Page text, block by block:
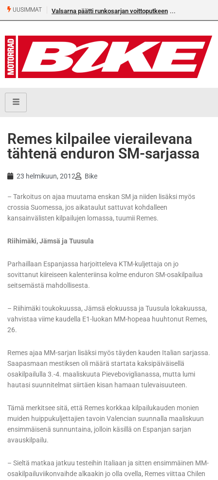
UUSIMMAT Valsarna päätti runkosarjan voittoputkeen
Remes kilpailee vierailevana
tähtenä enduron SM-sarjassa
23 helmikuun, 2012 Bike
– Tarkoitus on ajaa muutama enskan SM ja niiden lisäksi myös
crossia Suomessa, jos aikataulut sattuvat kohdalleen
kansainvälisten kilpailujen lomassa, tuumii Remes.
Riihimäki, Jämsä ja Tuusula
Parhaillaan Espanjassa harjoitteleva KTM-kuljettaja on jo
sovittanut kiireiseen kalenteriinsa kolme enduron SM-osakilpailua
seitsemästä mahdollisesta.
– Riihimäki toukokuussa, Jämsä elokuussa ja Tuusula lokakuussa,
vahvistaa viime kaudella E1-luokan MM-hopeaa huuhtonut Remes,
26.
Remes ajaa MM-sarjan lisäksi myös täyden kauden Italian sarjassa.
Saapasmaan mestiksen oli määrä startata kaksipäiväisellä
osakilpailulla 3.-4. maaliskuuta Pieveboviglianassa, mutta lumi
hautasi suunnitelmat siirtäen kisan hamaan tulevaisuuteen.
Tämä merkitsee sitä, että Remes korkkaa kilpailukauden monien
muiden huippukuljettajien tavoin Valencian suunnalla maaliskuun
ensimmäisenä sunnuntaina, jolloin käsillä on Espanjan sarjan
avauskilpailu.
– Sieltä matkaa jatkuu testeihin Italiaan ja sitten ensimmäinen MM-
osakilpailuviikonvaihde alkaakin jo olla ovella, Remes viittaa Chilen